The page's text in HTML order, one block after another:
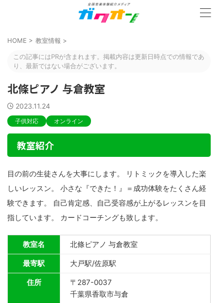
HOME > 教室情報 >
この記事にはPRが含まれます。掲載内容は更新日時点での情報であ
り、最新ではない場合がございます。
北條ピアノ 与倉教室
2023.11.24
子供対応 オンライン
教室紹介
目の前の生徒さんを大事にします。 リトミックを導入した楽
しいレッスン。 小さな『できた！』＝成功体験をたくさん経
験できます。 自己肯定感、自己受容感が上がるレッスンを目
指しています。 カードコーチングも致します。
教室名 北條ピアノ 与倉教室
最寄駅 大戸駅/佐原駅
住所
〒287-0037
千葉県香取市与倉